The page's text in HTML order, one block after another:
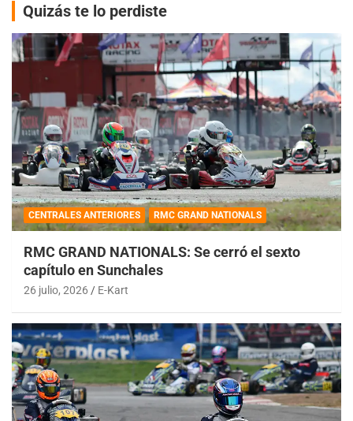
Quizás te lo perdiste
CENTRALES ANTERIORES RMC GRAND NATIONALS
RMC GRAND NATIONALS: Se cerró el sexto
capítulo en Sunchales
26 julio, 2026 E-Kart